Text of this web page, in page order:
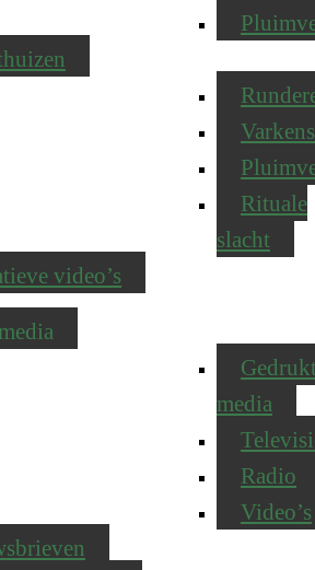
Varkens
Rituale
slacht
video’s
media
Radio
Video’s